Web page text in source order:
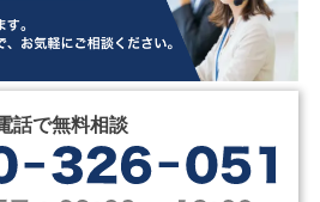
話で無料相談